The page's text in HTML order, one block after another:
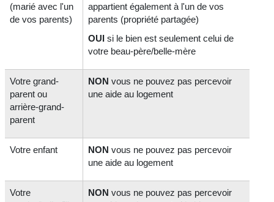
(marié avec l'un
de vos parents)
appartient également à l'un de vos
parents (propriété partagée)
OUI si le bien est seulement celui de
votre beau-père/belle-mère
Votre grand-
parent ou
arrière-grand-
parent
NON vous ne pouvez pas percevoir
une aide au logement
Votre enfant NON vous ne pouvez pas percevoir
une aide au logement
Votre
NON vous ne pouvez pas percevoir